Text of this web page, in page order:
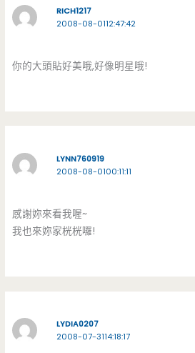
RICH1217
2008-08-0112:47:42
你的大頭貼好美哦,好像明星哦!
LYNN760919
2008-08-0100:11:11
感謝妳來看我喔~
我也來妳家桄桄囉!
LYDIA0207
2008-07-3114:18:17